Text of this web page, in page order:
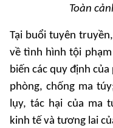
Toàn
Tại buổi tuyên
về tình hình tội
biến các quy định
phòng, chống ma
lụy, tác hại của ma
kinh tế và tương lai